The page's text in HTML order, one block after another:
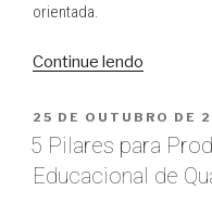
orientada.
Continue lendo
O
papel
PUBLICADO
EM
25 DE OUTUBRO DE
5 Pilares para
Educacional de